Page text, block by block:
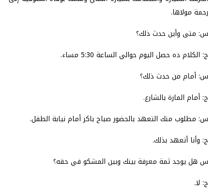
رحمة مولاها.
س: متى وأين حدث ذلك؟
ج: الكلام ده حصل اليوم حوالي الساعة 5:30 مساء.
س: أمام من حدث ذلك؟
ج: أمام المارة بالشارع.
س: مطلوب منك التعهد بالحضور صباح باكر أمام نيابة الطفل.
ج: وأنا أتعهد بذلك.
س هل يوجد ثمة معرفة بينك وبين المشكو في حقه؟
ج: لا.